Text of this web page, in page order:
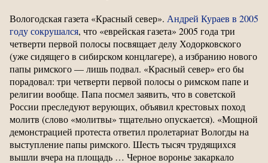
Вологодская газета «Красный север». Андрей Кураев в 2005
году сокрушался, что «еврейская газета» 2005 года три
четверти первой полосы посвящает делу Ходорковского
(уже сидящего в сибирском концлагере), а избранию нового
папы римского — лишь подвал. «Красный север» его бы
порадовал: три четверти первой полосы о римском папе и
религии вообще. Папа посмел заявить, что в советской
России преследуют верующих, объявил крестовых поход
молитв (слово «молитвы» тщательно опускается). «Мощной
демонстрацией протеста ответил пролетариат Вологды на
выступление папы римского. Шесть тысяч трудящихся
вышли вчера на площадь … Черное воронье закаркало